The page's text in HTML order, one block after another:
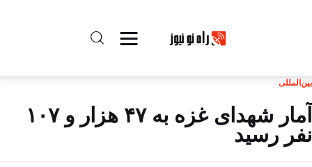
درباره راه‌ نو نیوز
بین‌المللی
آمار شهدای غزه به ۴۷ هزار و ۱۰۷
نفر رسید